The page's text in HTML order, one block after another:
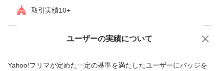
取引実績10+
ユーザーの実績について
Yahoo!フリマが定めた一定の基準を満たしたユーザーにバッジを
価格の相談 商品への質問